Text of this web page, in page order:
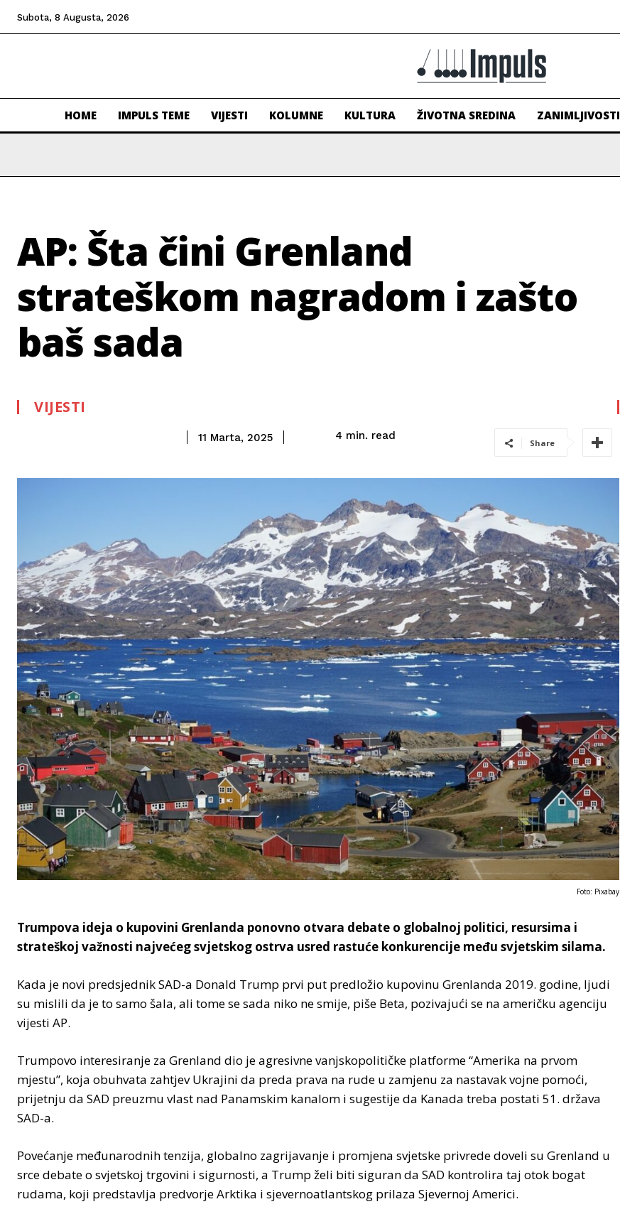
Subota, 8 Augusta, 2026
HOME IMPULS TEME VIJESTI KOLUMNE KULTURA ŽIVOTNA SREDINA ZANIMLJIVOSTI
AP: Šta čini Grenland
strateškom nagradom i zašto
baš sada
VIJESTI
11 Marta, 2025 4 min. read
Share
Foto: Pixabay
Trumpova ideja o kupovini Grenlanda ponovno otvara debate o globalnoj politici, resursima i
strateškoj važnosti najvećeg svjetskog ostrva usred rastuće konkurencije među svjetskim silama.
Kada je novi predsjednik SAD-a Donald Trump prvi put predložio kupovinu Grenlanda 2019. godine, ljudi
su mislili da je to samo šala, ali tome se sada niko ne smije, piše Beta, pozivajući se na američku agenciju
vijesti AP.
Trumpovo interesiranje za Grenland dio je agresivne vanjskopolitičke platforme “Amerika na prvom
mjestu”, koja obuhvata zahtjev Ukrajini da preda prava na rude u zamjenu za nastavak vojne pomoći,
prijetnju da SAD preuzmu vlast nad Panamskim kanalom i sugestije da Kanada treba postati 51. država
SAD-a.
Povećanje međunarodnih tenzija, globalno zagrijavanje i promjena svjetske privrede doveli su Grenland u
srce debate o svjetskoj trgovini i sigurnosti, a Trump želi biti siguran da SAD kontrolira taj otok bogat
rudama, koji predstavlja predvorje Arktika i sjevernoatlantskog prilaza Sjevernoj Americi.